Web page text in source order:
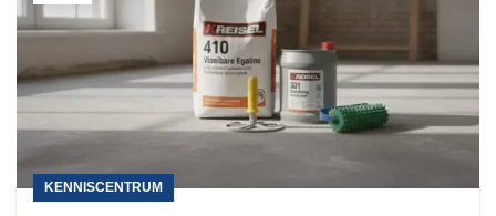
KENNISCENTRUM